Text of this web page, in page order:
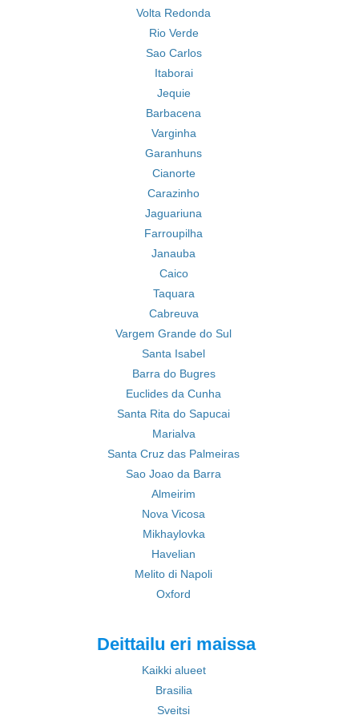
Volta Redonda
Rio Verde
Sao Carlos
Itaborai
Jequie
Barbacena
Varginha
Garanhuns
Cianorte
Carazinho
Jaguariuna
Farroupilha
Janauba
Caico
Taquara
Cabreuva
Vargem Grande do Sul
Santa Isabel
Barra do Bugres
Euclides da Cunha
Santa Rita do Sapucai
Marialva
Santa Cruz das Palmeiras
Sao Joao da Barra
Almeirim
Nova Vicosa
Mikhaylovka
Havelian
Melito di Napoli
Oxford
Deittailu eri maissa
Kaikki alueet
Brasilia
Sveitsi